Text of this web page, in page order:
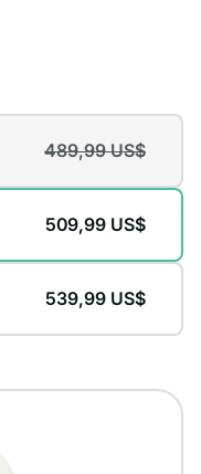
489,99 US$
509,99 US$
539,99 US$